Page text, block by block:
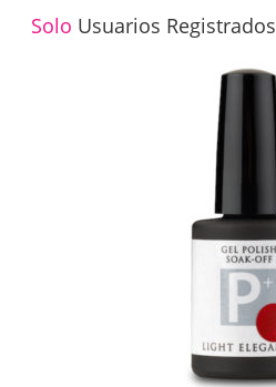
Solo Usuarios Registrados